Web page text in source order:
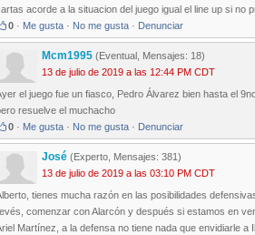
acorde a la situacion del juego igual el line up si no
0 · Me gusta · No me gusta · Denunciar
Mcm1995 (Eventual, Mensajes: 18)
13 de julio de 2019 a las 12:44 PM CDT
el juego fue un fiasco, Pedro Álvarez bien hasta el
resuelve el muchacho
0 · Me gusta · No me gusta · Denunciar
José (Experto, Mensajes: 381)
13 de julio de 2019 a las 03:10 PM CDT
tienes mucha razón en las posibilidades
comenzar con Alarcón y después si estamos en
Martínez, a la defensa no tiene nada que envidiarle